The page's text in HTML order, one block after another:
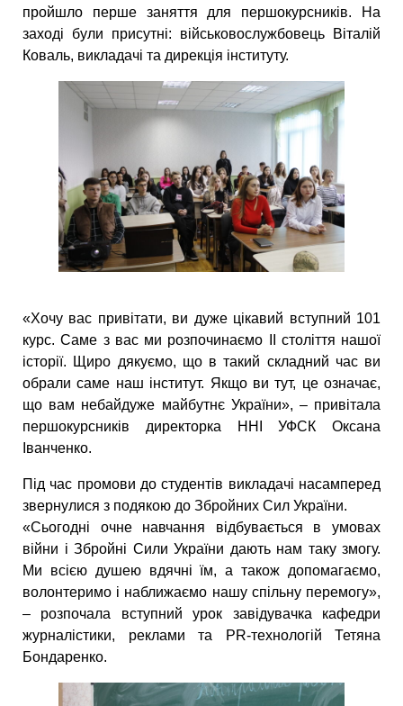
пройшло перше заняття для першокурсників. На
заході були присутні: військовослужбовець Віталій
Коваль, викладачі та дирекція інституту.
«Хочу вас привітати, ви дуже цікавий вступний 101
курс. Саме з вас ми розпочинаємо ІІ століття нашої
історії. Щиро дякуємо, що в такий складний час ви
обрали саме наш інститут. Якщо ви тут, це означає,
що вам небайдуже майбутнє України», – привітала
першокурсників директорка ННІ УФСК Оксана
Іванченко.
Під час промови до студентів викладачі насамперед
звернулися з подякою до Збройних Сил України.
«Сьогодні очне навчання відбувається в умовах
війни і Збройні Сили України дають нам таку змогу.
Ми всією душею вдячні їм, а також допомагаємо,
волонтеримо і наближаємо нашу спільну перемогу»,
– розпочала вступний урок завідувачка кафедри
журналістики, реклами та PR-технологій Тетяна
Бондаренко.